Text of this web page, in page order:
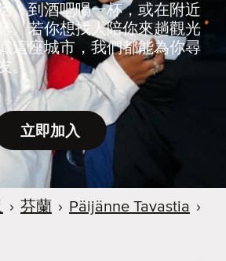
、到酒吧喝一杯，或在附近
。若你想找人陪你來趟觀光
這座城市，我們都能為你尋
。
立即加入
› 芬蘭 › Päijänne Tavastia ›